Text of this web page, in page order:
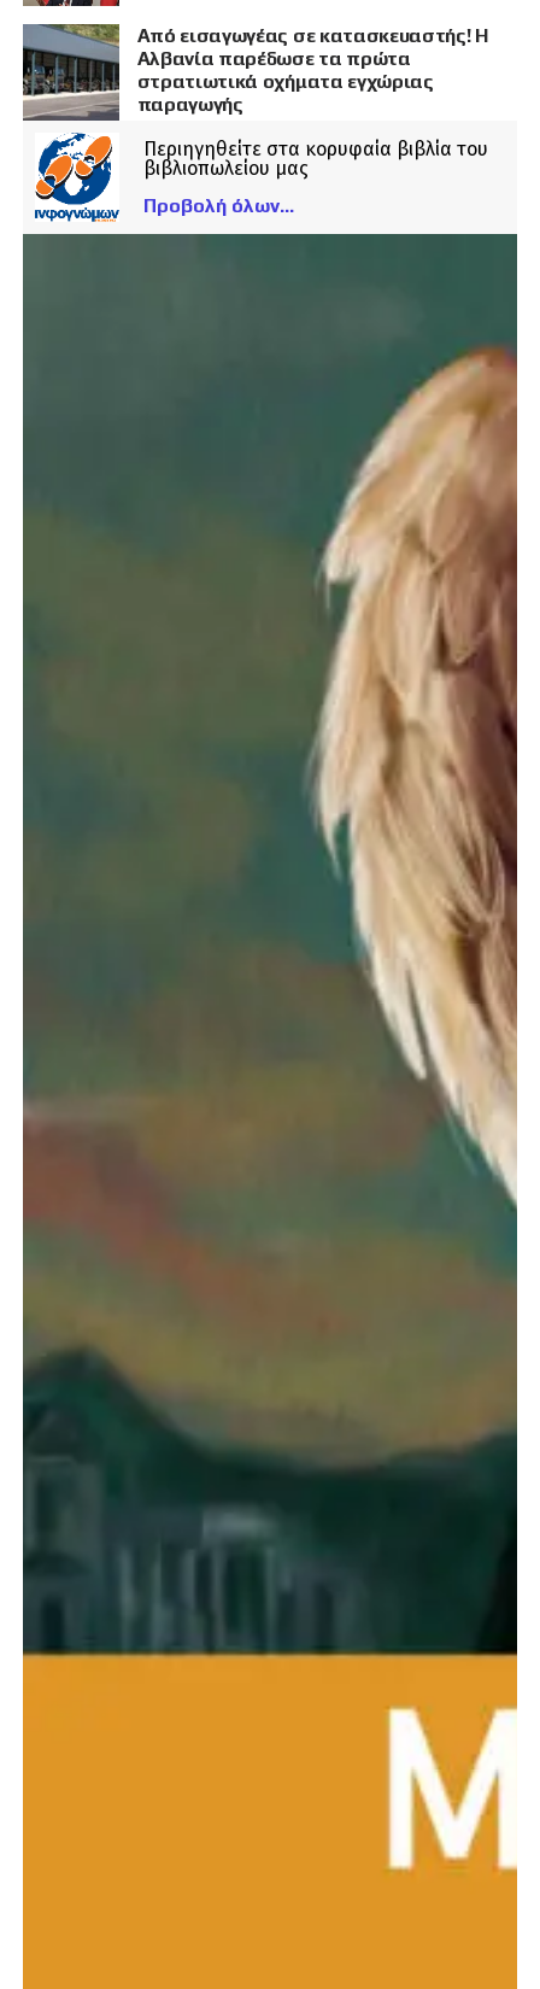
Από εισαγωγέας σε κατασκευαστής! Η
Αλβανία παρέδωσε τα πρώτα
στρατιωτικά οχήματα εγχώριας
παραγωγής
Περιηγηθείτε στα κορυφαία βιβλία του
βιβλιοπωλείου μας
Προβολή όλων